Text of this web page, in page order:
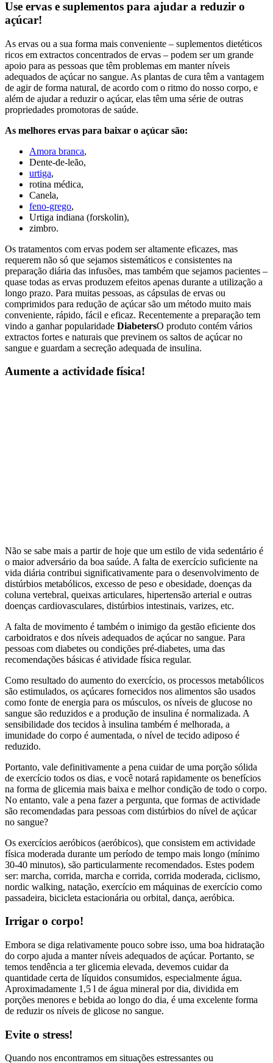
Use ervas e suplementos para ajudar a reduzir o
açúcar!
As ervas ou a sua forma mais conveniente – suplementos dietéticos
ricos em extractos concentrados de ervas – podem ser um grande
apoio para as pessoas que têm problemas em manter níveis
adequados de açúcar no sangue. As plantas de cura têm a vantagem
de agir de forma natural, de acordo com o ritmo do nosso corpo, e
além de ajudar a reduzir o açúcar, elas têm uma série de outras
propriedades promotoras de saúde.
As melhores ervas para baixar o açúcar são:
Amora branca,
Dente-de-leão,
urtiga,
rotina médica,
Canela,
feno-grego,
Urtiga indiana (forskolin),
zimbro.
Os tratamentos com ervas podem ser altamente eficazes, mas
requerem não só que sejamos sistemáticos e consistentes na
preparação diária das infusões, mas também que sejamos pacientes –
quase todas as ervas produzem efeitos apenas durante a utilização a
longo prazo. Para muitas pessoas, as cápsulas de ervas ou
comprimidos para redução de açúcar são um método muito mais
conveniente, rápido, fácil e eficaz. Recentemente a preparação tem
vindo a ganhar popularidade DiabetersO produto contém vários
extractos fortes e naturais que previnem os saltos de açúcar no
sangue e guardam a secreção adequada de insulina.
Aumente a actividade física!
Não se sabe mais a partir de hoje que um estilo de vida sedentário é
o maior adversário da boa saúde. A falta de exercício suficiente na
vida diária contribui significativamente para o desenvolvimento de
distúrbios metabólicos, excesso de peso e obesidade, doenças da
coluna vertebral, queixas articulares, hipertensão arterial e outras
doenças cardiovasculares, distúrbios intestinais, varizes, etc.
A falta de movimento é também o inimigo da gestão eficiente dos
carboidratos e dos níveis adequados de açúcar no sangue. Para
pessoas com diabetes ou condições pré-diabetes, uma das
recomendações básicas é atividade física regular.
Como resultado do aumento do exercício, os processos metabólicos
são estimulados, os açúcares fornecidos nos alimentos são usados
como fonte de energia para os músculos, os níveis de glucose no
sangue são reduzidos e a produção de insulina é normalizada. A
sensibilidade dos tecidos à insulina também é melhorada, a
imunidade do corpo é aumentada, o nível de tecido adiposo é
reduzido.
Portanto, vale definitivamente a pena cuidar de uma porção sólida
de exercício todos os dias, e você notará rapidamente os benefícios
na forma de glicemia mais baixa e melhor condição de todo o corpo.
No entanto, vale a pena fazer a pergunta, que formas de actividade
são recomendadas para pessoas com distúrbios do nível de açúcar
no sangue?
Os exercícios aeróbicos (aeróbicos), que consistem em actividade
física moderada durante um período de tempo mais longo (mínimo
30-40 minutos), são particularmente recomendados. Estes podem
ser: marcha, corrida, marcha e corrida, corrida moderada, ciclismo,
nordic walking, natação, exercício em máquinas de exercício como
passadeira, bicicleta estacionária ou orbital, dança, aeróbica.
Irrigar o corpo!
Embora se diga relativamente pouco sobre isso, uma boa hidratação
do corpo ajuda a manter níveis adequados de açúcar. Portanto, se
temos tendência a ter glicemia elevada, devemos cuidar da
quantidade certa de líquidos consumidos, especialmente água.
Aproximadamente 1,5 l de água mineral por dia, dividida em
porções menores e bebida ao longo do dia, é uma excelente forma
de reduzir os níveis de glicose no sangue.
Evite o stress!
Quando nos encontramos em situações estressantes ou